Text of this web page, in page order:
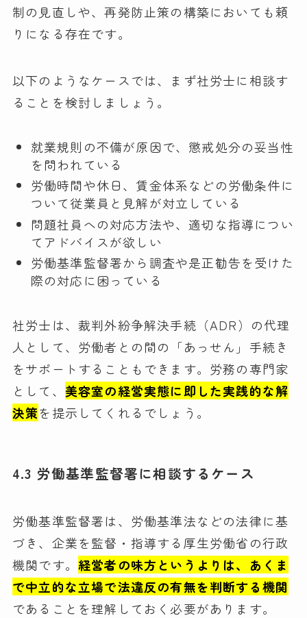
制の見直しや、再発防止策の構築においても頼
りになる存在です。
以下のようなケースでは、まず社労士に相談す
ることを検討しましょう。
就業規則の不備が原因で、懲戒処分の妥当性
を問われている
労働時間や休日、賃金体系などの労働条件に
ついて従業員と見解が対立している
問題社員への対応方法や、適切な指導につい
てアドバイスが欲しい
労働基準監督署から調査や是正勧告を受けた
際の対応に困っている
社労士は、裁判外紛争解決手続（ADR）の代理
人として、労働者との間の「あっせん」手続き
をサポートすることもできます。労務の専門家
として、 美容室の経営実態に即した実践的な解
決策を提示してくれるでしょう。
4.3 労働基準監督署に相談するケース
労働基準監督署は、労働基準法などの法律に基
づき、企業を監督・指導する厚生労働省の行政
機関です。 経営者の味方というよりは、あくま
で中立的な立場で法違反の有無を判断する機関
であることを理解しておく必要があります。